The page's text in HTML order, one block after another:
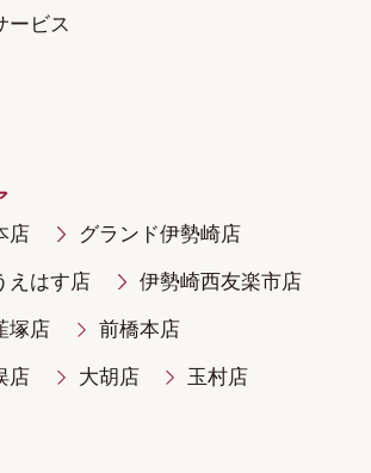
ービス
店
グランド伊勢崎店
えはす店 伊勢崎西友楽市店
塚店 前橋本店
店 大胡店 玉村店